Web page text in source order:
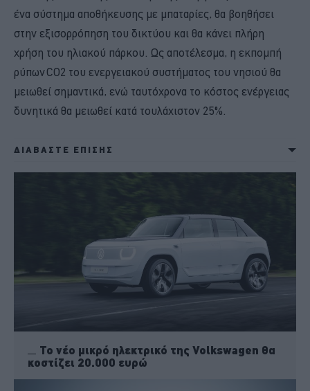
ένα σύστημα αποθήκευσης με μπαταρίες, θα βοηθήσει
στην εξισορρόπηση του δικτύου και θα κάνει πλήρη
χρήση του ηλιακού πάρκου. Ως αποτέλεσμα, η εκπομπή
ρύπων CO2 του ενεργειακού συστήματος του νησιού θα
μειωθεί σημαντικά, ενώ ταυτόχρονα το κόστος ενέργειας
δυνητικά θα μειωθεί κατά τουλάχιστον 25%.
ΔΙΑΒΑΣΤΕ ΕΠΙΣΗΣ
Το νέο μικρό ηλεκτρικό της Volkswagen θα
κοστίζει 20.000 ευρώ